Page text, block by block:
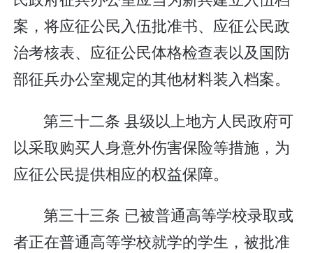
案，将应征公民入伍批准书、应征公民政
治考核表、应征公民体格检查表以及国防
部征兵办公室规定的其他材料装入档案。
第三十二条 县级以上地方人民政府可
以采取购买人身意外伤害保险等措施，为
应征公民提供相应的权益保障。
第三十三条 已被普通高等学校录取或
者正在普通高等学校就学的学生，被批准